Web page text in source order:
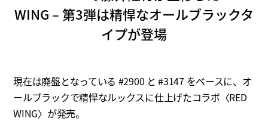
WING – 第3弾は精悍なオールブラックタ
イプが登場
現在は廃盤となっている #2900 と #3147 をベースに、オ
ールブラックで精悍なルックスに仕上げたコラボ〈RED
WING〉が発売。